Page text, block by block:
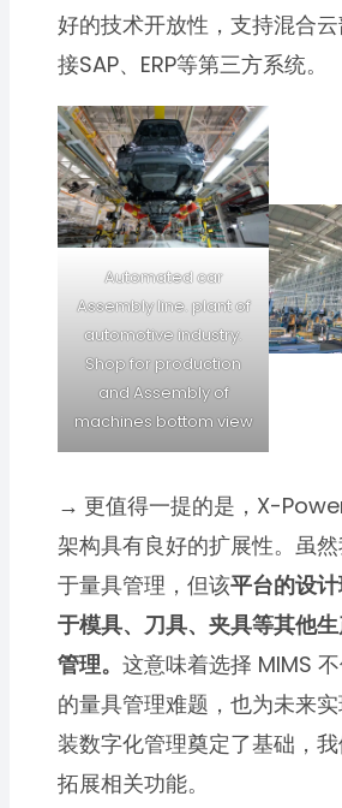
好的技术开放性，支持混合
接SAP、ERP等第三方系统。
Automated car
Assembly line. plant of
automotive industry.
Shop for production
and Assembly of
machines bottom view
→ 更值得一提的是，X-
架构具有良好的扩展性。虽
于量具管理，但该平台的设
于模具、刀具、夹具等其他
管理。这意味着选择 MIMS
的量具管理难题，也为未来
装数字化管理奠定了基础，
拓展相关功能。